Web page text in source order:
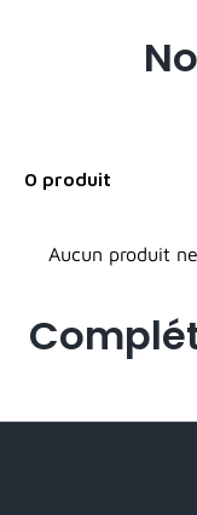
0 produit
Aucun produit